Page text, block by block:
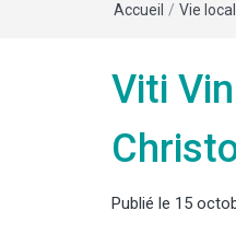
Accueil / Vie
Viti
Publié le 15